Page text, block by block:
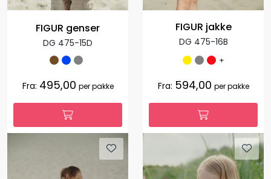
FIGUR genser
DG 475-15D
Fra: 495,00 per pakke
FIGUR jakke
DG 475-16B
+
Fra: 594,00 per pakke